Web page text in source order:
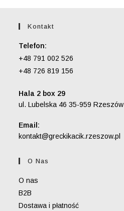
Kontakt
Telefon:
+48 791 002 526
+48 726 819 156
Hala 2 box 29
ul. Lubelska 46 35-959 Rzeszów
Email:
kontakt@greckikacik.rzeszow.pl
O Nas
O nas
B2B
Dostawa i płatność